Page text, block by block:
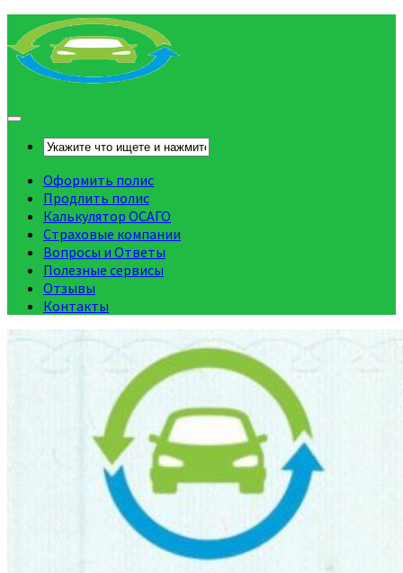
Оформить полис
Продлить полис
Калькулятор ОСАГО
Страховые компании
Вопросы и Ответы
Полезные сервисы
Отзывы
Контакты